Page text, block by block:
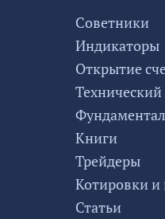
Советники
Индикаторы
Открытие
Технический
Книги
Трейдеры
Котировки и
Статьи